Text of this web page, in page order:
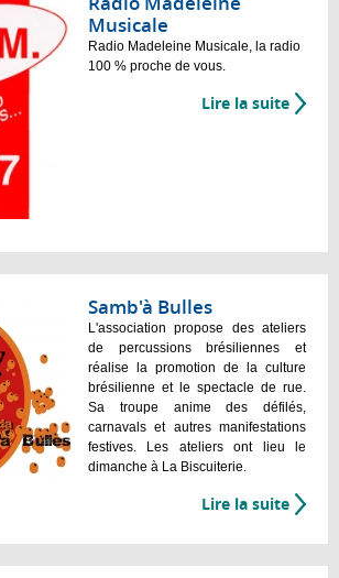
Musicale
Radio Madeleine Musicale, la radio
100 % proche de vous.
Lire la suite
Samb'à Bulles
L'association propose des ateliers
de percussions brésiliennes et
réalise la promotion de la culture
brésilienne et le spectacle de rue.
Sa troupe anime des défilés,
carnavals et autres manifestations
festives. Les ateliers ont lieu le
dimanche à La Biscuiterie.
Lire la suite